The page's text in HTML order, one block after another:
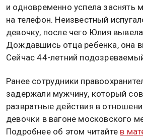
и одновременно успела заснять
на телефон. Неизвестный
девочку, после чего Юлия
Дождавшись отца ребенка, она
Сейчас 44-летний
Ранее сотрудники
задержали мужчину, который
развратные действия в
девочки в вагоне московского
Подробнее об этом читайте в